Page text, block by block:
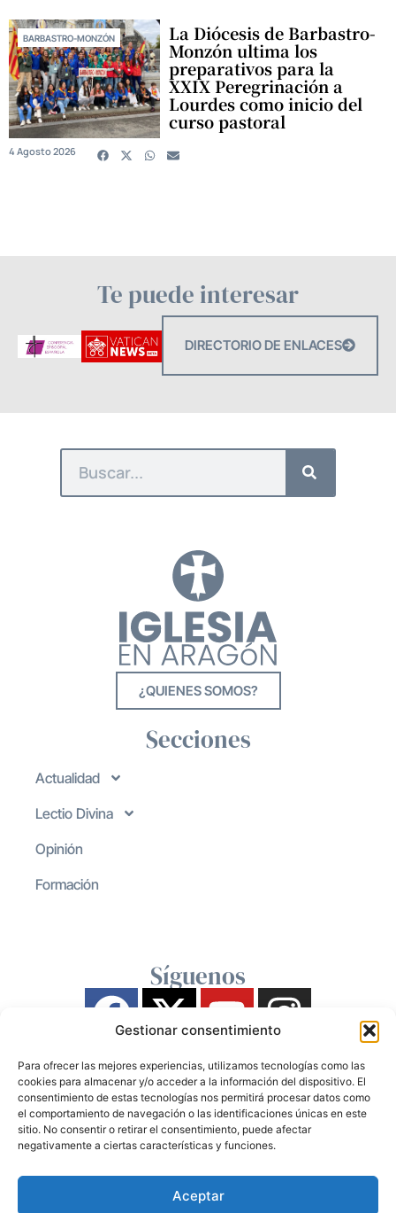
Gestionar consentimiento
Para ofrecer las mejores experiencias, utilizamos tecnologías como las
cookies para almacenar y/o acceder a la información del dispositivo. El
consentimiento de estas tecnologías nos permitirá procesar datos como
el comportamiento de navegación o las identificaciones únicas en este
sitio. No consentir o retirar el consentimiento, puede afectar
negativamente a ciertas características y funciones.
Aceptar
BARBASTRO-MONZÓN La Diócesis de Barbastro-
Monzón ultima los
preparativos para la
XXIX Peregrinación a
Lourdes como inicio del
curso pastoral
4 Agosto 2026
Te puede interesar
DIRECTORIO DE ENLACES
¿QUIENES SOMOS?
Secciones
Actualidad
Lectio Divina
Opinión
Formación
Síguenos